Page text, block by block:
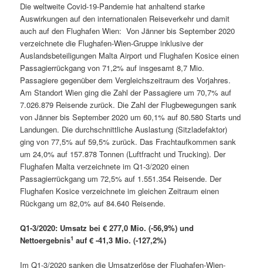
Die weltweite Covid-19-Pandemie hat anhaltend starke
Auswirkungen auf den internationalen Reiseverkehr und damit
auch auf den Flughafen Wien: Von Jänner bis September 2020
verzeichnete die Flughafen-Wien-Gruppe inklusive der
Auslandsbeteiligungen Malta Airport und Flughafen Kosice einen
Passagierrückgang von 71,2% auf insgesamt 8,7 Mio.
Passagiere gegenüber dem Vergleichszeitraum des Vorjahres.
Am Standort Wien ging die Zahl der Passagiere um 70,7% auf
7.026.879 Reisende zurück. Die Zahl der Flugbewegungen sank
von Jänner bis September 2020 um 60,1% auf 80.580 Starts und
Landungen. Die durchschnittliche Auslastung (Sitzladefaktor)
ging von 77,5% auf 59,5% zurück. Das Frachtaufkommen sank
um 24,0% auf 157.878 Tonnen (Luftfracht und Trucking). Der
Flughafen Malta verzeichnete im Q1-3/2020 einen
Passagierrückgang um 72,5% auf 1.551.354 Reisende. Der
Flughafen Kosice verzeichnete im gleichen Zeitraum einen
Rückgang um 82,0% auf 84.640 Reisende.
Q1-3/2020: Umsatz bei € 277,0 Mio. (-56,9%) und
Nettoergebnis1 auf € -41,3 Mio. (-127,2%)
Im Q1-3/2020 sanken die Umsatzerlöse der Flughafen-Wien-